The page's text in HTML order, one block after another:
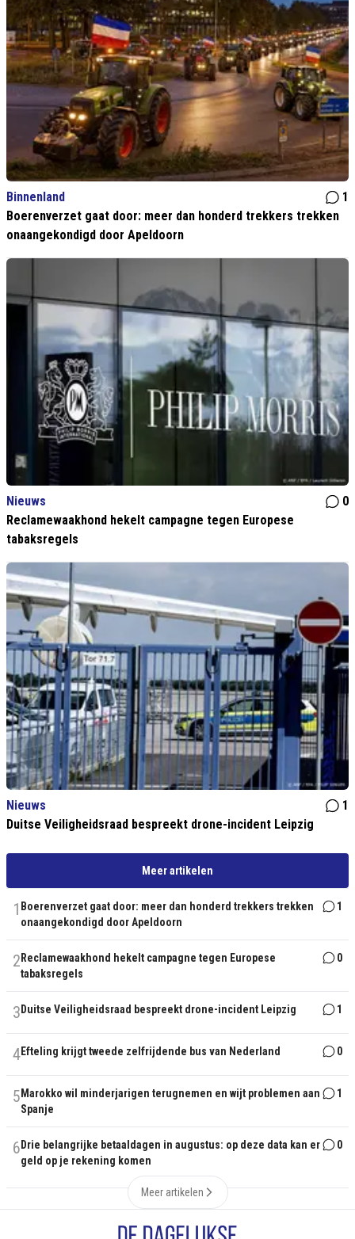
Binnenland
1
Boerenverzet gaat door: meer dan honderd trekkers trekken
onaangekondigd door Apeldoorn
Nieuws
0
Reclamewaakhond hekelt campagne tegen Europese
tabaksregels
Nieuws
1
Duitse Veiligheidsraad bespreekt drone-incident Leipzig
Meer artikelen
1 Boerenverzet gaat door: meer dan honderd trekkers trekken
onaangekondigd door Apeldoorn
1
2 Reclamewaakhond hekelt campagne tegen Europese
tabaksregels
0
3 Duitse Veiligheidsraad bespreekt drone-incident Leipzig 1
4Efteling krijgt tweede zelfrijdende bus van Nederland 0
5 Marokko wil minderjarigen terugnemen en wijt problemen aan
Spanje
1
6 Drie belangrijke betaaldagen in augustus: op deze data kan er
geld op je rekening komen
0
Meer artikelen